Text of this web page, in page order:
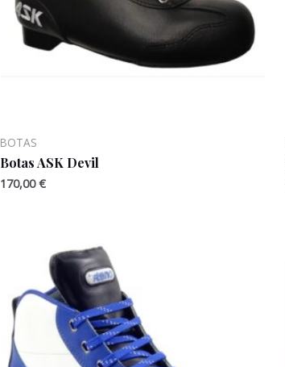
BOTAS
Botas ASK Devil
170,00€